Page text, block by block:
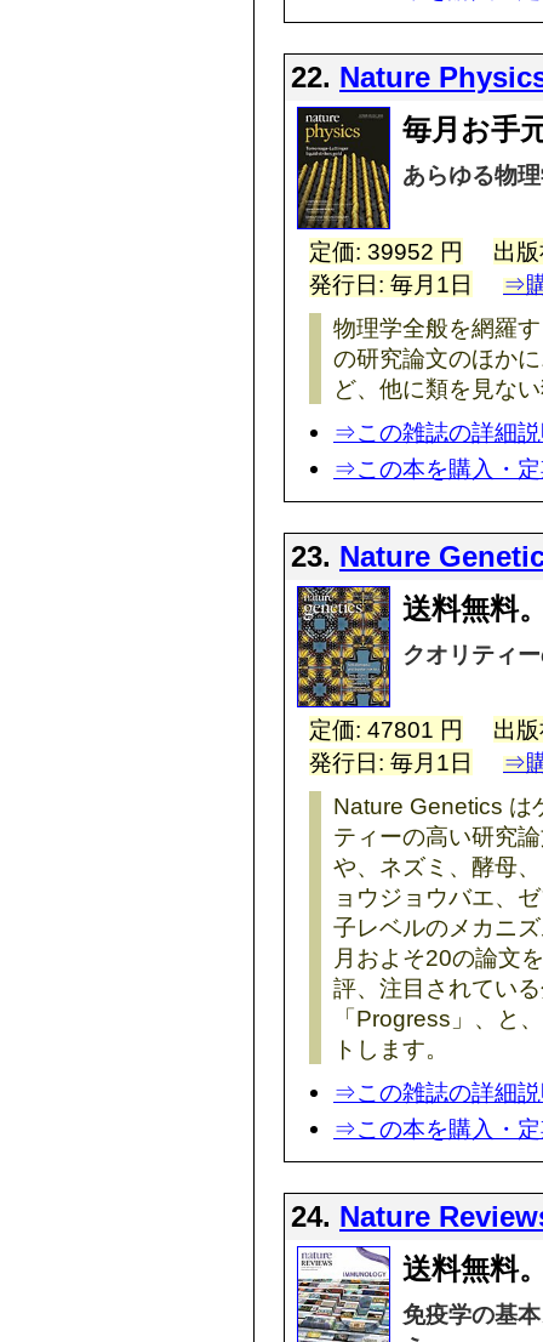
22. Nature
毎月お手
あらゆる物
定価: 39952 円
出
発行日: 毎月1日
⇒
物理学全般を網羅
の研究論文のほか
ど、他に類を見な
⇒この雑誌の詳細
⇒この本を購入・
23. Nature
送料無料
クオリティ
定価: 47801 円
出
発行日: 毎月1日
⇒
Nature Genetics は
ティーの高い研究
や、ネズミ、酵母
ョウジョウバエ、
子レベルのメカニ
月およそ20の論文
評、注目されてい
「Progress」、と
トします。
⇒この雑誌の詳細
⇒この本を購入・
24. Nature
送料無料
免疫学の基